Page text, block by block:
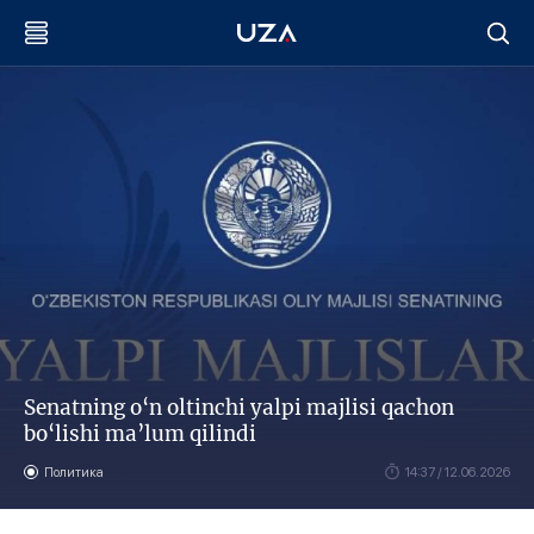
Senatning o‘n oltinchi yalpi majlisi qachon
bo‘lishi ma’lum qilindi
Политика 14:37 / 12.06.2026